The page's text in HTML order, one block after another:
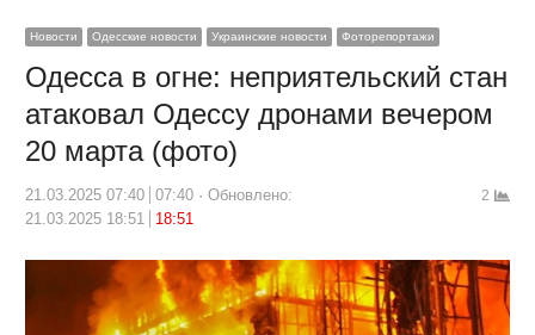
Новости Одесские новости Украинские новости Фоторепортажи
Одесса в огне: неприятельский стан
атаковал Одессу дронами вечером
20 марта (фото)
21.03.2025 07:40 07:40
Обновлено:
21.03.2025 18:51
18:51
2